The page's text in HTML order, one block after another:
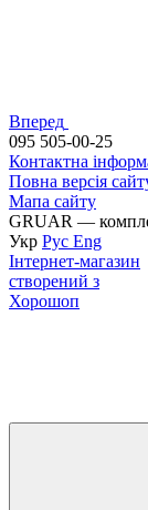
Вперед
095 505-00-25
Контактна
Повна версія
Мапа сайту
GRUAR —
Укр Рус Eng
Інтернет-магазин
створений з
Хорошоп